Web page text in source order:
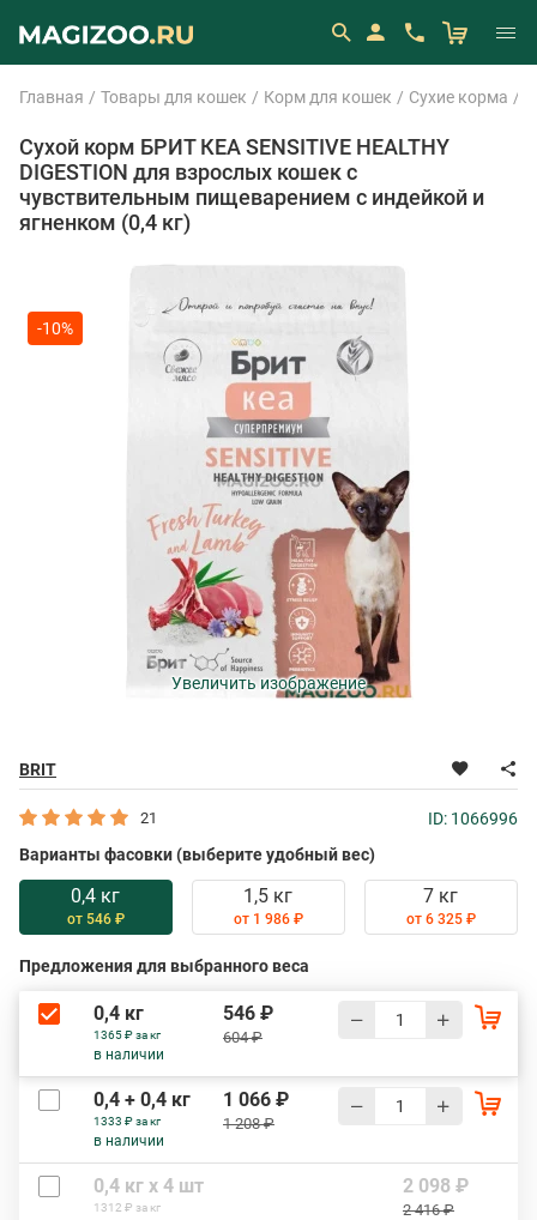
Главная Товары для кошек Корм для кошек Сухие корма
Сухой корм БРИТ КЕА SENSITIVE HEALTHY
DIGESTION для взрослых кошек с
чувствительным пищеварением с индейкой и
ягненком (0,4 кг)
BRIT
-10%
Увеличить изображение
21
ID: 1066996
Варианты фасовки (выберите удобный вес)
0,4 кг
от 546 ₽
1,5 кг
от 1 986 ₽
7 кг
от 6 325 ₽
Предложения для выбранного веса
0,4 кг
1365 ₽ за кг
в наличии
546 ₽
604 ₽
0,4 + 0,4 кг
1333 ₽ за кг
в наличии
1 066 ₽
1 208 ₽
0,4 кг х 4 шт
1312 ₽ за кг
2 098 ₽
2 416 ₽